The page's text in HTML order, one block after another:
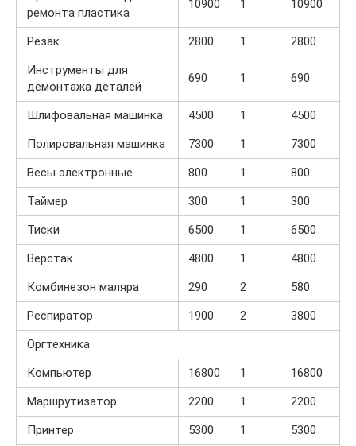
ремонта пластика
10900 1 10900
Резак 2800 1
2800
Инструменты для
демонтажа деталей
690 1 690
Шлифовальная машинка 4500 1
4500
Полировальная машинка
7300 1
7300
Весы электронные
800 1
800
Таймер
300 1
300
Тиски
6500 1
6500
Верстак
4800 1
4800
Комбинезон маляра
290 2
580
Респиратор
1900 2
3800
Оргтехника
Компьютер
16800 1
16800
Маршрутизатор
2200 1
2200
Принтер
5300 1 5300